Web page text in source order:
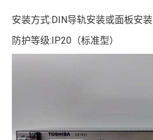
安装方式:DIN导轨安装或面板安装
防护等级:IP20（标准型）